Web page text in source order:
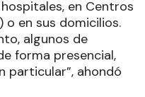
en Centros
o en sus domicilios.
algunos de
forma presencial,
particular”, ahondó